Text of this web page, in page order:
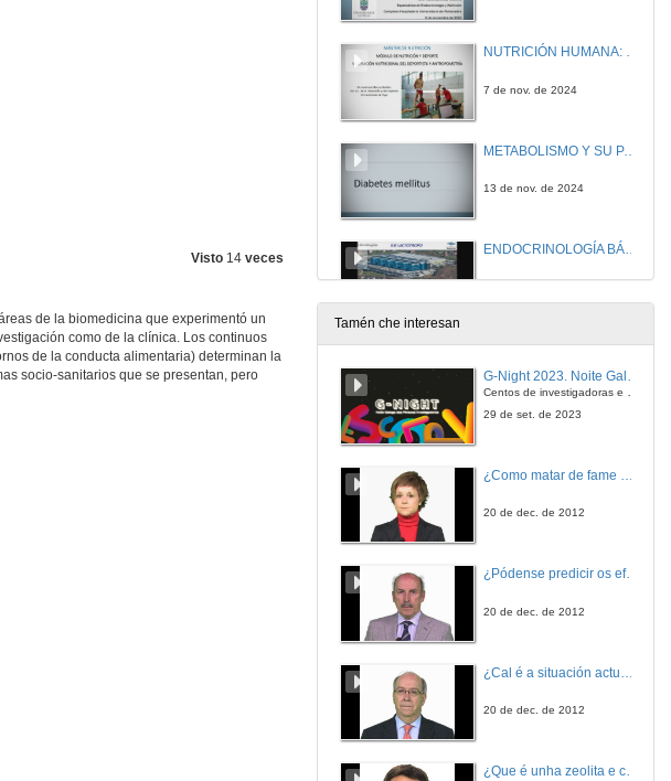
Visto 14 veces
de la biomedicina que experimentó un
como de la clínica. Los continuos
de la conducta alimentaria) determinan la
socio-sanitarios que se presentan, pero
NUTRICIÓN HUMANA: Valoración nutricional del deportista y antropometría
7 de nov. de 2024
METABOLISMO Y SU PATOLOGÍA: Diabetes mellitus y Educación diabetológica
13 de nov. de 2024
ENDOCRINOLOGÍA BÁSICA Y CLÍNICA: Eje Lactotropo: La Prolactina (PRL)
METABOLISMO Y SU PATOLOGÍA: Tratamiento de la diabetes y Terapia insulínica.
14 de nov. de 2024
18 de nov. de 2024
20 de nov. de 2024
20 de nov. de 2024
Tamén che interesan
G-Night 2023. Noite Galega das Persoas Investigadoras. Conciencias creativas
Centos de investigadoras e investigadores, decenas de actividades e sete cidades
29 de set. de 2023
20 de dec. de 2012
¿Pódense predicir os efectos polo achegamento á Terra dos asteroides?
20 de dec. de 2012
20 de dec. de 2012
¿Que é unha zeolita e cales son as súas aplicacións?